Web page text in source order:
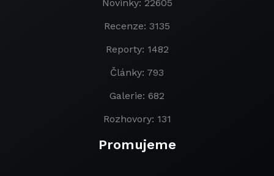
Novinky: 22605
Recenze: 3135
Reporty: 1482
Články: 793
Galerie: 682
Rozhovory: 131
Promujeme